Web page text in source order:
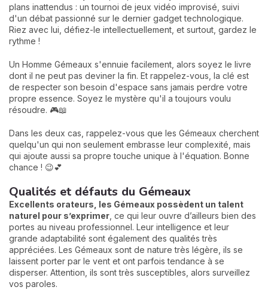
plans inattendus : un tournoi de jeux vidéo improvisé, suivi
d'un débat passionné sur le dernier gadget technologique.
Riez avec lui, défiez-le intellectuellement, et surtout, gardez le
rythme !
Un Homme Gémeaux s'ennuie facilement, alors soyez le livre
dont il ne peut pas deviner la fin. Et rappelez-vous, la clé est
de respecter son besoin d'espace sans jamais perdre votre
propre essence. Soyez le mystère qu'il a toujours voulu
résoudre. 🎮📖
Dans les deux cas, rappelez-vous que les Gémeaux cherchent
quelqu'un qui non seulement embrasse leur complexité, mais
qui ajoute aussi sa propre touche unique à l'équation. Bonne
chance ! 😉💕
Qualités et défauts du Gémeaux
Excellents orateurs, les Gémeaux possèdent un talent
naturel pour s’exprimer , ce qui leur ouvre d’ailleurs bien des
portes au niveau professionnel. Leur intelligence et leur
grande adaptabilité sont également des qualités très
appréciées. Les Gémeaux sont de nature très légère, ils se
laissent porter par le vent et ont parfois tendance à se
disperser. Attention, ils sont très susceptibles, alors surveillez
vos paroles.